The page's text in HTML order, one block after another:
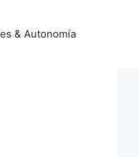
& Autonomía